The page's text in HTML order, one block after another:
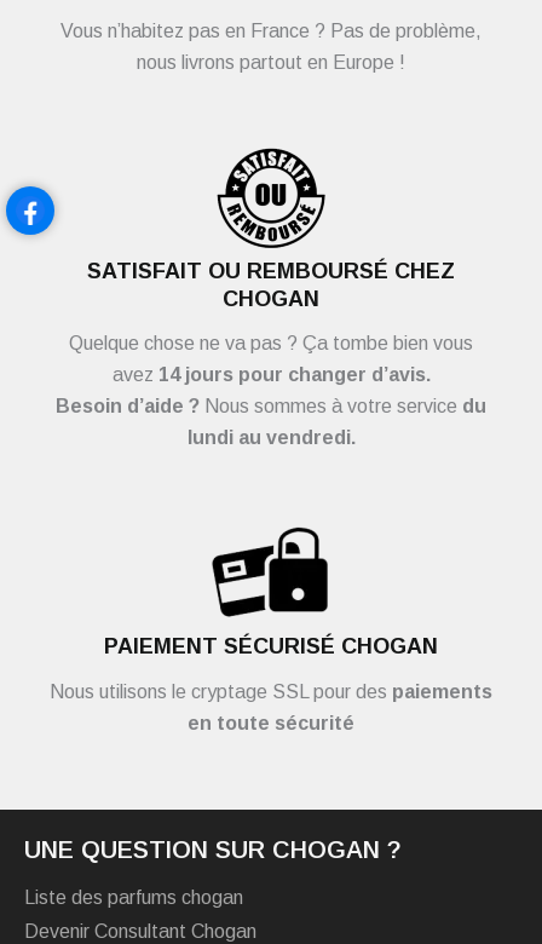
Vous n’habitez pas en France ? Pas de problème,
nous livrons partout en Europe !
SATISFAIT OU REMBOURSÉ CHEZ
CHOGAN
Quelque chose ne va pas ? Ça tombe bien vous
avez 14 jours pour changer d’avis.
Besoin d’aide ? Nous sommes à votre service du
lundi au vendredi.
PAIEMENT SÉCURISÉ CHOGAN
Nous utilisons le cryptage SSL pour des paiements
en toute sécurité
UNE QUESTION SUR CHOGAN ?
Liste des parfums chogan
Devenir Consultant Chogan